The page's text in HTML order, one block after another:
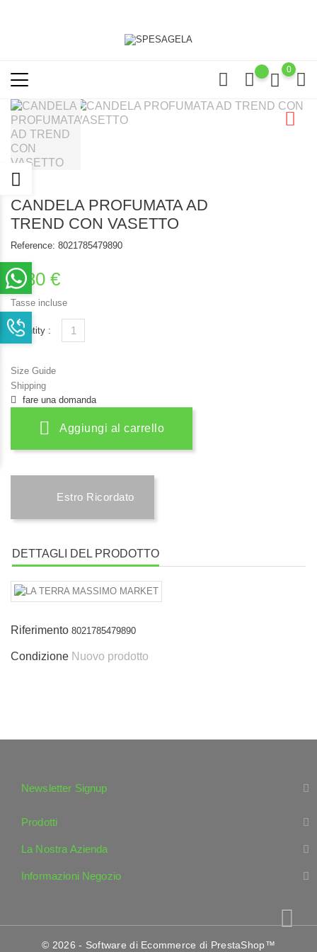
0
CANDELA PROFUMATA AD
TREND CON VASETTO
Reference: 8021785479890
8,80 €
Tasse incluse
Quantity :
Size Guide
Shipping
fare una domanda
Aggiungi al carrello
Estro Ricordato
DETTAGLI DEL PRODOTTO
Riferimento 8021785479890
Condizione Nuovo prodotto
Newsletter Signup
Prodotti
La Nostra Azienda
Informazioni Negozio
© 2026 - Software di Ecommerce di PrestaShop™